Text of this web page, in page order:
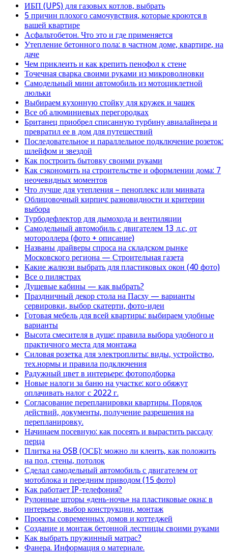
ИБП (UPS) для газовых котлов, выбрать
5 причин плохого самочувствия, которые кроются в
вашей квартире
Асфальтобетон. Что это и где применяется
Утепление бетонного пола: в частном доме, квартире, на
даче
Чем приклеить и как крепить пенофол к стене
Точечная сварка своими руками из микроволновки
Самодельный мини автомобиль из мотоциклетной
люльки
Выбираем кухонную стойку для кружек и чашек
Все об алюминиевых перегородках
Британец приобрел списанную турбину авиалайнера и
превратил ее в дом для путешествий
Последовательное и параллельное подключение розеток:
шлейфом и звездой
Как построить бытовку своими руками
Как сэкономить на строительстве и оформлении дома: 7
неочевидных моментов
Что лучше для утепления – пеноплекс или минвата
Облицовочный кирпич: разновидности и критерии
выбора
Турбодефлектор для дымохода и вентиляции
Самодельный автомобиль с двигателем 13 л.с, от
мотороллера (фото + описание)
Названы драйверы спроса на складском рынке
Московского региона — Строительная газета
Какие жалюзи выбрать для пластиковых окон (40 фото)
Все о пилястрах
Душевые кабины — как выбрать?
Праздничный декор стола на Пасху — варианты
сервировки, выбор скатерти, фото-идеи
Готовая мебель для всей квартиры: выбираем удобные
варианты
Высота смесителя в душе: правила выбора удобного и
практичного места для монтажа
Силовая розетка для электроплиты: виды, устройство,
тех.нормы и правила подключения
Радужный цвет в интерьере: фотоподборка
Новые налоги за баню на участке: кого обяжут
оплачивать налог с 2022 г.
Согласование перепланировки квартиры. Порядок
действий, документы, получение разрешения на
перепланировку.
Начинаем посевную: как посеять и вырастить рассаду
перца
Плитка на OSB (ОСБ): можно ли клеить, как положить
на пол, стены, потолок
Сделал самодельный автомобиль с двигателем от
мотоблока и передним приводом (15 фото)
Как работает IP-телефония?
Рулонные шторы «день-ночь» на пластиковые окна: в
интерьере, выбор конструкции, монтаж
Проекты современных домов и коттеджей
Создание и монтаж бетонной лестницы своими руками
Как выбрать пружинный матрас?
Фанера. Информация о материале.